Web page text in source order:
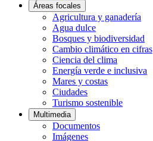
Áreas focales
Agricultura y ganadería
Agua dulce
Bosques y biodiversidad
Cambio climático en cifras
Ciencia del clima
Energía verde e inclusiva
Mares y costas
Ciudades
Turismo sostenible
Multimedia
Documentos
Imágenes